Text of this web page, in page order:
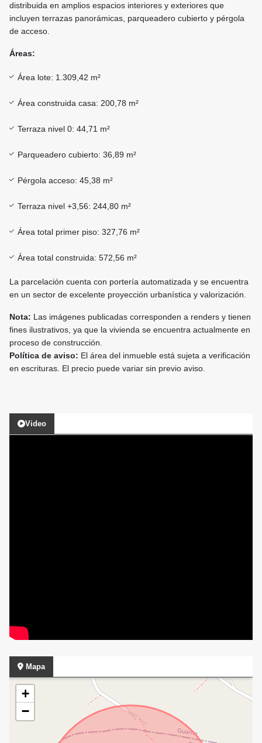
distribuida en amplios espacios interiores y exteriores que
incluyen terrazas panorámicas, parqueadero cubierto y pérgola
de acceso.
Áreas:
Área lote: 1.309,42 m²
Área construida casa: 200,78 m²
Terraza nivel 0: 44,71 m²
Parqueadero cubierto: 36,89 m²
Pérgola acceso: 45,38 m²
Terraza nivel +3,56: 244,80 m²
Área total primer piso: 327,76 m²
Área total construida: 572,56 m²
La parcelación cuenta con portería automatizada y se encuentra
en un sector de excelente proyección urbanística y valorización.
Nota: Las imágenes publicadas corresponden a renders y tienen
fines ilustrativos, ya que la vivienda se encuentra actualmente en
proceso de construcción.
Política de aviso: El área del inmueble está sujeta a verificación
en escrituras. El precio puede variar sin previo aviso.
Video
Mapa
+
−